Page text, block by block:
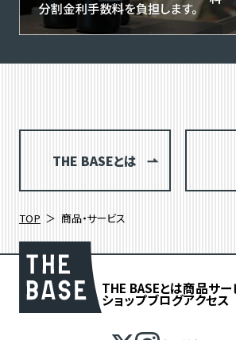
THE BASEとは
TOP 商品・サービス
THE BASEとは商品サー
ショップブログアクセス